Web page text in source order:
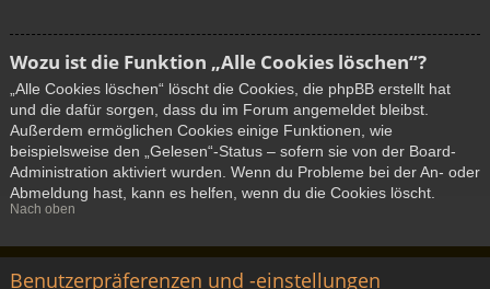
Wozu ist die Funktion „Alle Cookies löschen“?
„Alle Cookies löschen“ löscht die Cookies, die phpBB erstellt hat
und die dafür sorgen, dass du im Forum angemeldet bleibst.
Außerdem ermöglichen Cookies einige Funktionen, wie
beispielsweise den „Gelesen“-Status – sofern sie von der Board-
Administration aktiviert wurden. Wenn du Probleme bei der An- oder
Abmeldung hast, kann es helfen, wenn du die Cookies löscht.
Nach oben
Benutzerpräferenzen und -einstellungen